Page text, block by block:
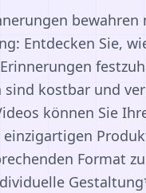
Entdecken Sie,
sind kostbar und
können Sie
einzigartigen
Format